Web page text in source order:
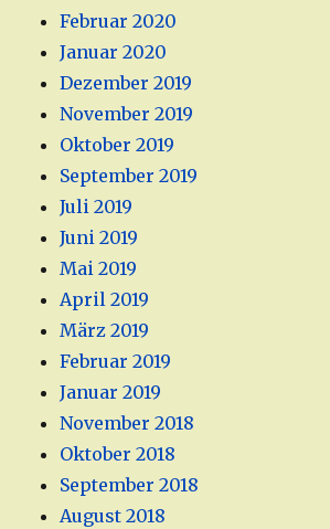
Februar 2020
Januar 2020
Dezember 2019
November 2019
Oktober 2019
September 2019
Juli 2019
Juni 2019
Mai 2019
April 2019
März 2019
Februar 2019
Januar 2019
November 2018
Oktober 2018
September 2018
August 2018